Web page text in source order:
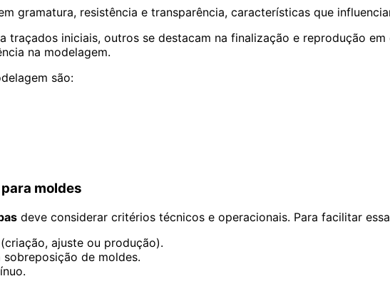
gramatura, resistência e transparência, características que
traçados iniciais, outros se destacam na finalização e reprodução
na modelagem.
são:
moldes
deve considerar critérios técnicos e operacionais. Para facilitar
ajuste ou produção).
de moldes.